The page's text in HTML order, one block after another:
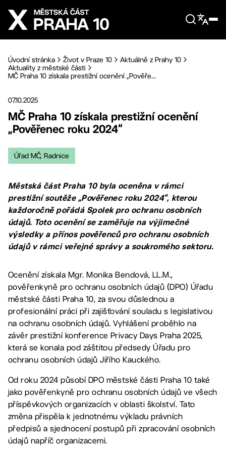
Přejít na hlavní obsah
Úvodní stránka Život v Praze 10
Aktuálně z Prahy 10
Aktuality z městské části
MČ Praha 10 získala prestižní ocenění „Pověře...
07.10.2025
MČ Praha 10 získala prestižní ocenění
„Pověřenec roku 2024“
Úřad MČ, Radnice
Městská část Praha 10 byla oceněna v rámci
prestižní soutěže „Pověřenec roku 2024“, kterou
každoročně pořádá Spolek pro ochranu osobních
údajů. Toto ocenění se zaměřuje na výjimečné
výsledky a přínos pověřenců pro ochranu osobních
údajů v rámci veřejné správy a soukromého sektoru.
Ocenění získala Mgr. Monika Bendová, LL.M.,
pověřenkyně pro ochranu osobních údajů (DPO) Úřadu
městské části Praha 10, za svou důslednou a
profesionální práci při zajišťování souladu s legislativou
na ochranu osobních údajů. Vyhlášení proběhlo na
závěr prestižní konference Privacy Days Praha 2025,
která se konala pod záštitou předsedy Úřadu pro
ochranu osobních údajů Jiřího Kauckého.
Od roku 2024 působí DPO městské části Praha 10 také
jako pověřenkyně pro ochranu osobních údajů ve všech
příspěvkových organizacích v oblasti školství. Tato
změna přispěla k jednotnému výkladu právních
předpisů a sjednocení postupů při zpracování osobních
údajů napříč organizacemi.